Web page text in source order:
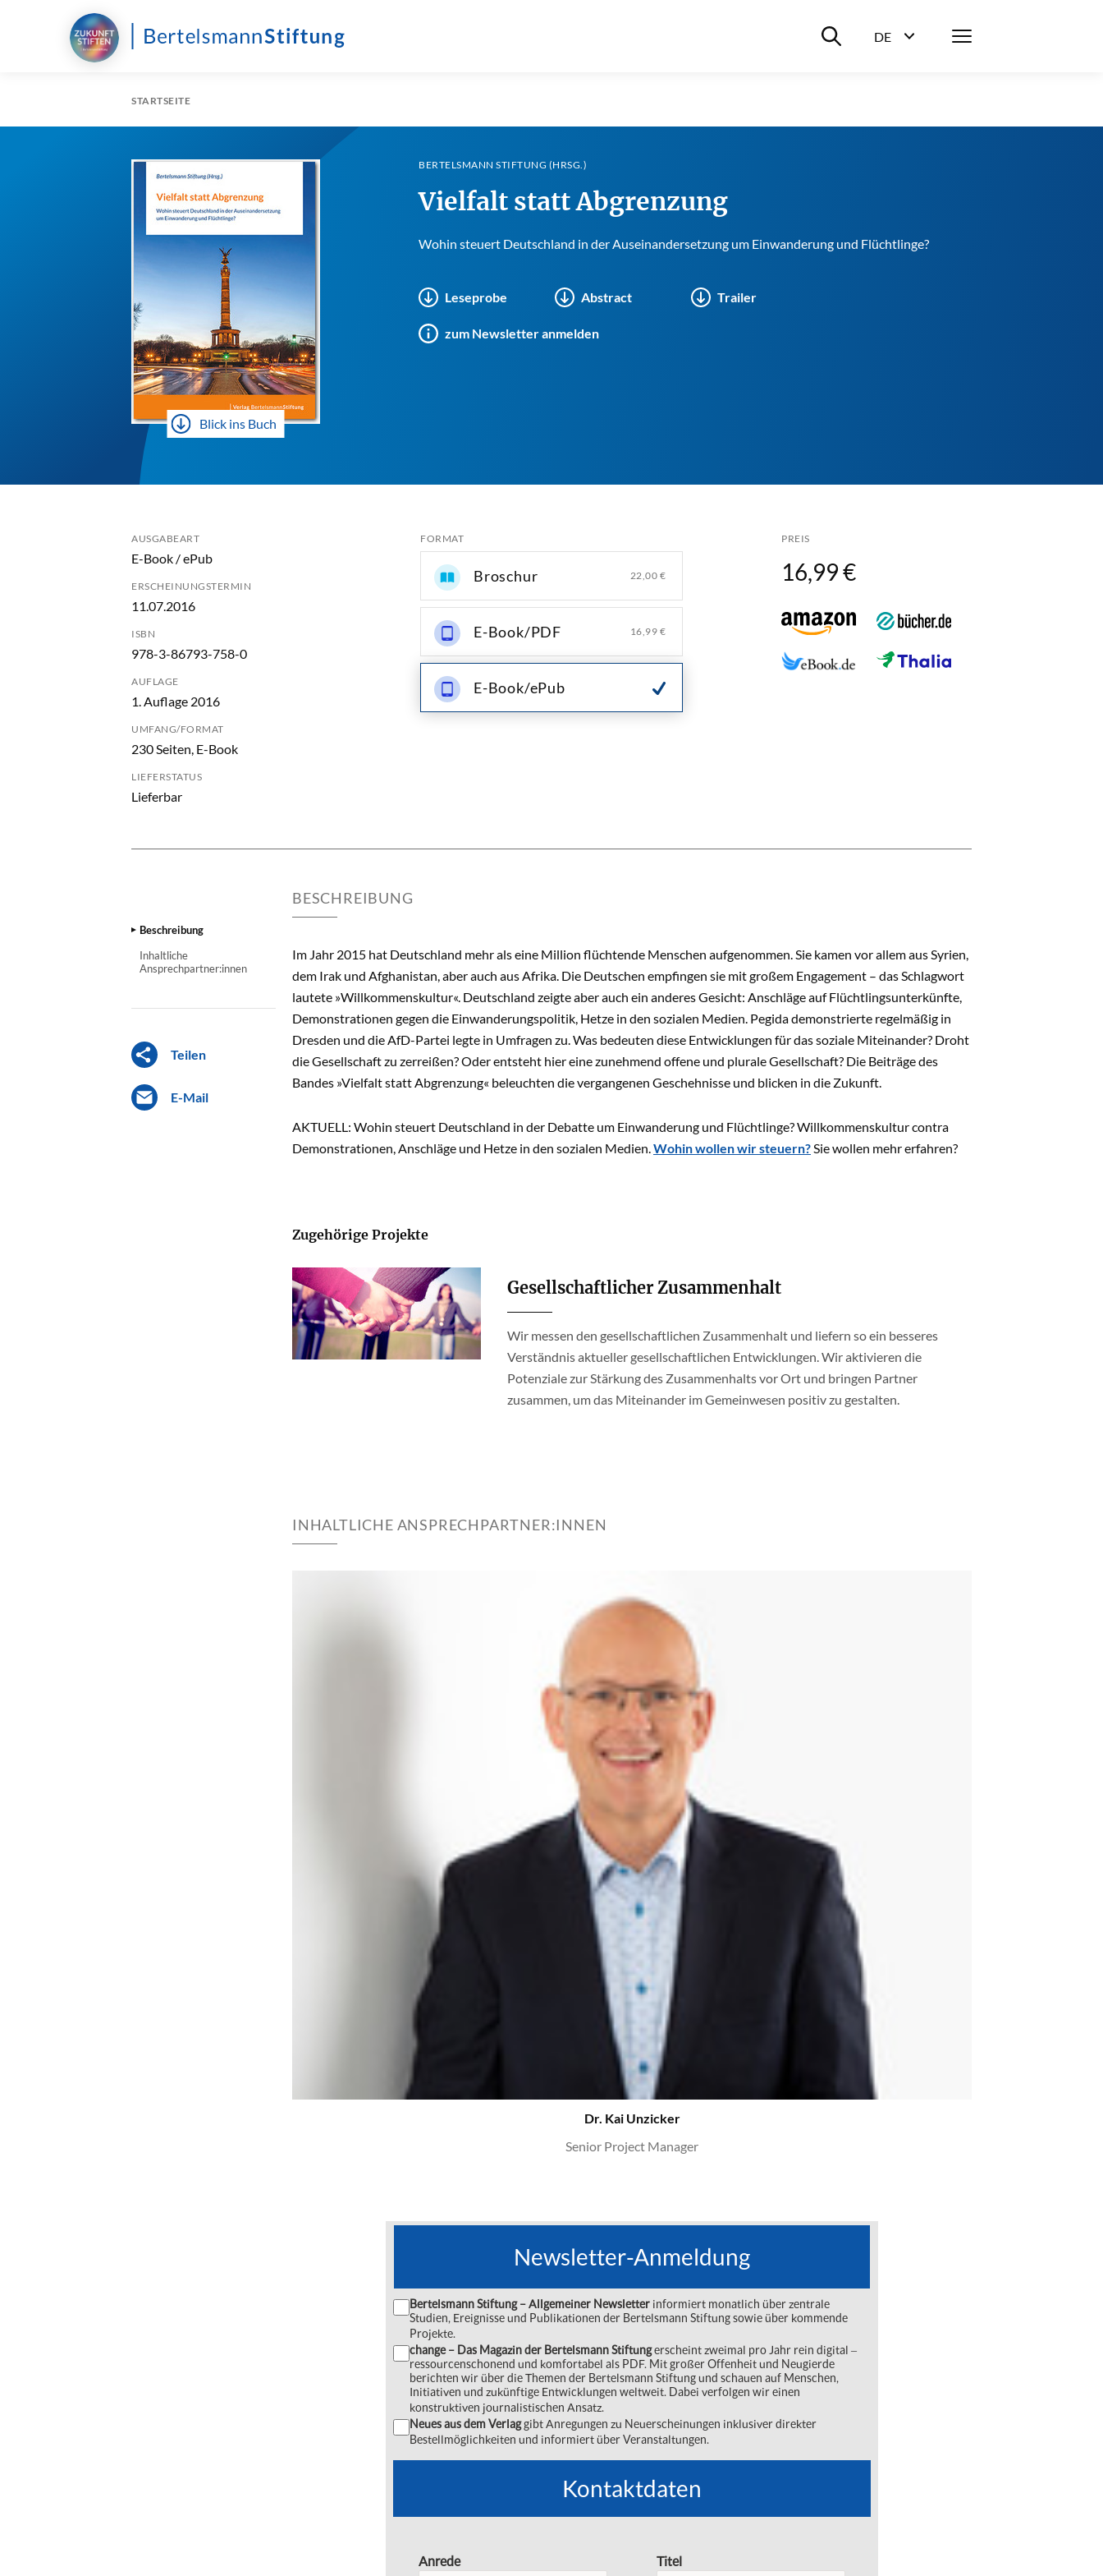
Suche ein-/ausblenden
DE
Menü
STARTSEITE
Blick ins Buch
BERTELSMANN STIFTUNG (HRSG.)
Vielfalt statt Abgrenzung
Wohin steuert Deutschland in der Auseinandersetzung um Einwanderung und Flüchtlinge?
Leseprobe Abstract Trailer
zum Newsletter anmelden
AUSGABEART
E-Book / ePub
ERSCHEINUNGSTERMIN
11.07.2016
ISBN
978-3-86793-758-0
AUFLAGE
1. Auflage 2016
UMFANG/FORMAT
230 Seiten, E-Book
LIEFERSTATUS
Lieferbar
FORMAT
Broschur 22,00 €
E-Book/PDF 16,99 €
E-Book/ePub
PREIS
16,99 €
Beschreibung
Inhaltliche
Ansprechpartner:innen
Teilen
E-Mail
BESCHREIBUNG
Im Jahr 2015 hat Deutschland mehr als eine Million flüchtende Menschen aufgenommen. Sie kamen vor allem aus Syrien,
dem Irak und Afghanistan, aber auch aus Afrika. Die Deutschen empfingen sie mit großem Engagement – das Schlagwort
lautete »Willkommenskultur«. Deutschland zeigte aber auch ein anderes Gesicht: Anschläge auf Flüchtlingsunterkünfte,
Demonstrationen gegen die Einwanderungspolitik, Hetze in den sozialen Medien. Pegida demonstrierte regelmäßig in
Dresden und die AfD-Partei legte in Umfragen zu. Was bedeuten diese Entwicklungen für das soziale Miteinander? Droht
die Gesellschaft zu zerreißen? Oder entsteht hier eine zunehmend offene und plurale Gesellschaft? Die Beiträge des
Bandes »Vielfalt statt Abgrenzung« beleuchten die vergangenen Geschehnisse und blicken in die Zukunft.
AKTUELL: Wohin steuert Deutschland in der Debatte um Einwanderung und Flüchtlinge? Willkommenskultur contra
Demonstrationen, Anschläge und Hetze in den sozialen Medien.Wohin wollen wir steuern?Sie wollen mehr erfahren?
Zugehörige Projekte
Gesellschaftlicher Zusammenhalt
Wir messen den gesellschaftlichen Zusammenhalt und liefern so ein besseres
Verständnis aktueller gesellschaftlichen Entwicklungen. Wir aktivieren die
Potenziale zur Stärkung des Zusammenhalts vor Ort und bringen Partner
zusammen, um das Miteinander im Gemeinwesen positiv zu gestalten.
INHALTLICHE ANSPRECHPARTNER:INNEN
Dr. Kai Unzicker
Senior Project Manager
Newsletter-Anmeldung
Bertelsmann Stiftung – Allgemeiner Newsletter informiert monatlich über zentrale
Studien, Ereignisse und Publikationen der Bertelsmann Stiftung sowie über kommende
Projekte.
change – Das Magazin der Bertelsmann Stiftungerscheint zweimal pro Jahr rein digital ‒
ressourcenschonend und komfortabel als PDF. Mit großer Offenheit und Neugierde
berichten wir über die Themen der Bertelsmann Stiftung und schauen auf Menschen,
Initiativen und zukünftige Entwicklungen weltweit. Dabei verfolgen wir einen
konstruktiven journalistischen Ansatz.
Neues aus dem Verlaggibt Anregungen zu Neuerscheinungen inklusiver direkter
Bestellmöglichkeiten und informiert über Veranstaltungen.
Kontaktdaten
Anrede Titel